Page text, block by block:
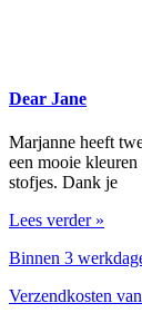
Dear Jane
Marjanne heeft
een mooie
stofjes. Dank je
Lees verder »
Binnen 3
Verzendkosten